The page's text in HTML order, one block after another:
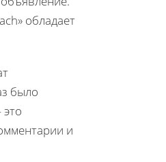
обладает
было
и